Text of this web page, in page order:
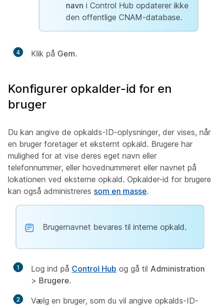
navn i Control Hub opdaterer ikke
den offentlige CNAM-database.
4 Klik på Gem.
Konfigurer opkalder-id for en
bruger
Du kan angive de opkalds-ID-oplysninger, der vises, når
en bruger foretager et eksternt opkald. Brugere har
mulighed for at vise deres eget navn eller
telefonnummer, eller hovednummeret eller navnet på
lokationen ved eksterne opkald. Opkalder-id for brugere
kan også administreres som en masse.
Brugernavnet bevares til interne opkald.
1 Log ind på Control Hub og gå til Administration
> Brugere.
2
Vælg en bruger, som du vil angive opkalds-ID-